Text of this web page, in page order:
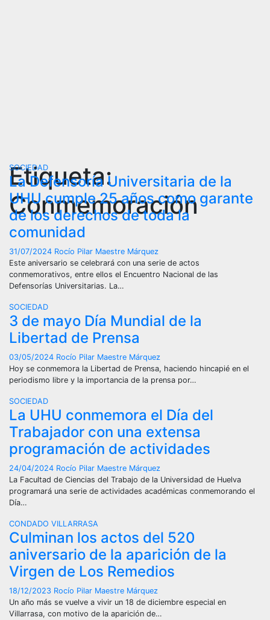
Etiqueta:
Conmemoración
SOCIEDAD
La Defensoría Universitaria de la
UHU cumple 25 años como garante
de los derechos de toda la
comunidad
31/07/2024 Rocío Pilar Maestre Márquez
Este aniversario se celebrará con una serie de actos
conmemorativos, entre ellos el Encuentro Nacional de las
Defensorías Universitarias. La…
SOCIEDAD
3 de mayo Día Mundial de la
Libertad de Prensa
03/05/2024 Rocío Pilar Maestre Márquez
Hoy se conmemora la Libertad de Prensa, haciendo hincapié en el
periodismo libre y la importancia de la prensa por…
SOCIEDAD
La UHU conmemora el Día del
Trabajador con una extensa
programación de actividades
24/04/2024 Rocío Pilar Maestre Márquez
La Facultad de Ciencias del Trabajo de la Universidad de Huelva
programará una serie de actividades académicas conmemorando el
Día…
CONDADO VILLARRASA
Culminan los actos del 520
aniversario de la aparición de la
Virgen de Los Remedios
18/12/2023 Rocío Pilar Maestre Márquez
Un año más se vuelve a vivir un 18 de diciembre especial en
Villarrasa, con motivo de la aparición de…